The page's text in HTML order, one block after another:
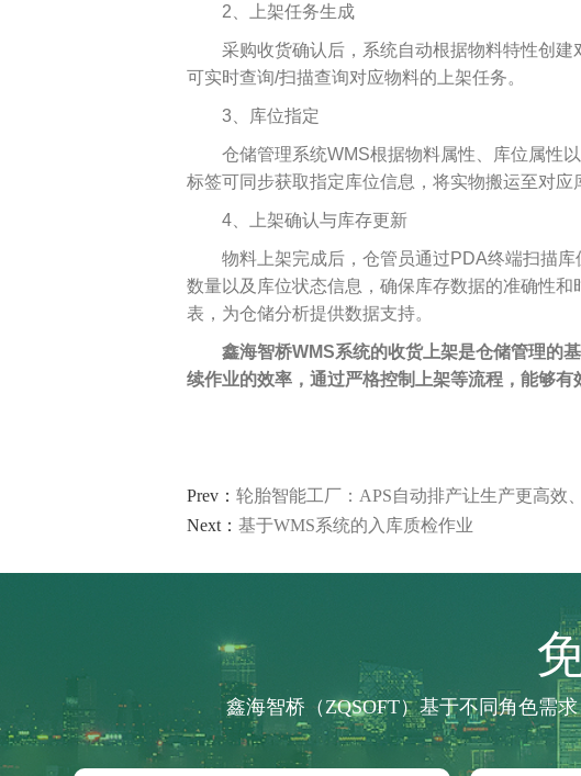
工业大数据分析
2、上架任务生成
采购收货确认后，系统自动根据物料特性创
可实时查询/扫描查询对应物料的上架任务。
3、库位指定
仓储管理系统WMS根据物料属性、库位属性
标签可同步获取指定库位信息，将实物搬运至对应
4、上架确认与库存更新
物料上架完成后，仓管员通过PDA终端扫描
数量以及库位状态信息，确保库存数据的准确性
表，为仓储分析提供数据支持。
鑫海智桥WMS系统的收货上架是仓储管理的
续作业的效率，通过严格控制上架等流程，能够有
Prev： 轮胎智能工厂：APS自动排产让生产更高效
Next： 基于WMS系统的入库质检作业
鑫海智桥（ZQSOFT）基于不同角色需